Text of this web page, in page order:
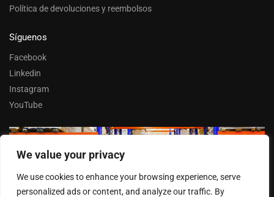
We value your privacy
We use cookies to enhance your browsing experience, serve
personalized ads or content, and analyze our traffic. By
Política de devoluciones y reembolsos
Síguenos
Facebook
Linkedin
Instagram
YouTube
Trabaja con nosotros
Entrar